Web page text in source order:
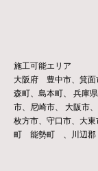
施工可能エリア
大阪府 豊中市、箕面
森町、島本町、
兵庫
市、尼崎市、
大阪市
枚方市、守口市、大東
町 能勢町 、川辺郡